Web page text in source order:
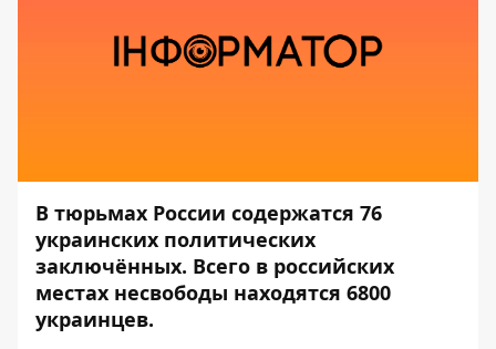
В тюрьмах России содержатся 76
украинских политических
заключённых. Всего в российских
местах несвободы находятся 6800
украинцев.